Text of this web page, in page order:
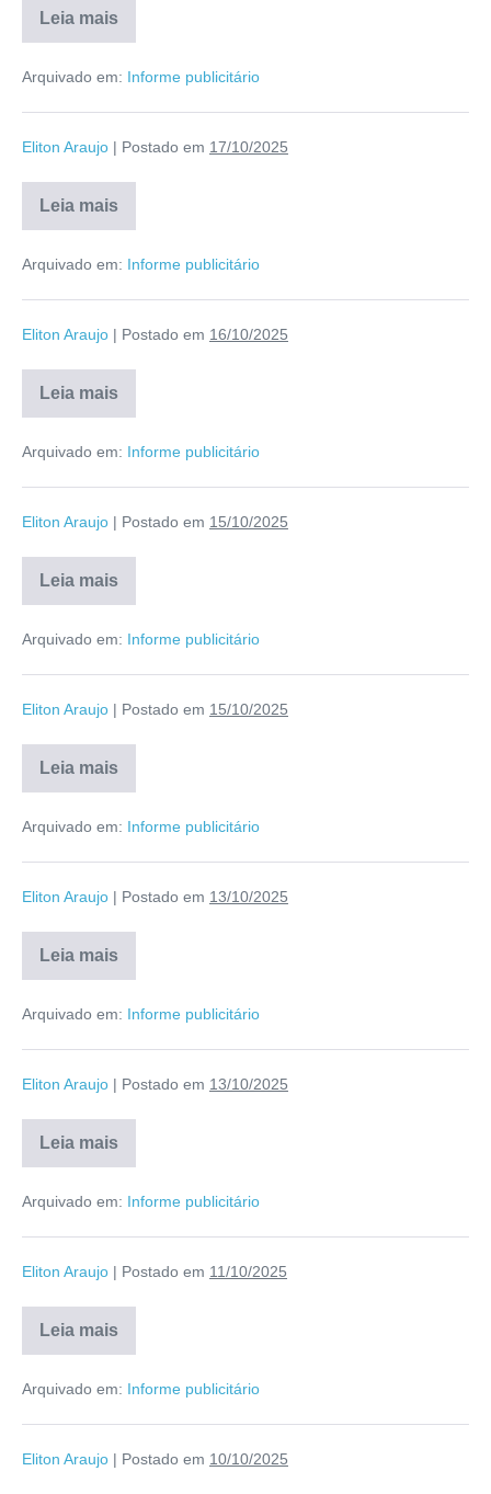
Leia mais
Arquivado em: Informe publicitário
Eliton Araujo | Postado em 17/10/2025
Leia mais
Arquivado em: Informe publicitário
Eliton Araujo | Postado em 16/10/2025
Leia mais
Arquivado em: Informe publicitário
Eliton Araujo | Postado em 15/10/2025
Leia mais
Arquivado em: Informe publicitário
Eliton Araujo | Postado em 15/10/2025
Leia mais
Arquivado em: Informe publicitário
Eliton Araujo | Postado em 13/10/2025
Leia mais
Arquivado em: Informe publicitário
Eliton Araujo | Postado em 13/10/2025
Leia mais
Arquivado em: Informe publicitário
Eliton Araujo | Postado em 11/10/2025
Leia mais
Arquivado em: Informe publicitário
Eliton Araujo | Postado em 10/10/2025